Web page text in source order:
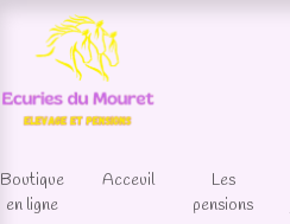
Se rendre au contenu
Boutique
en ligne
Acceuil
Les
pensions